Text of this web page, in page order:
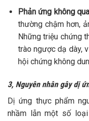
Phản ứng không
thường chậm hơn,
Những triệu chứng
trào ngược dạ dày,
hội chứng không
3, Nguyên nhân gây dị
Dị ứng thực phẩm
nhầm lẫn một số